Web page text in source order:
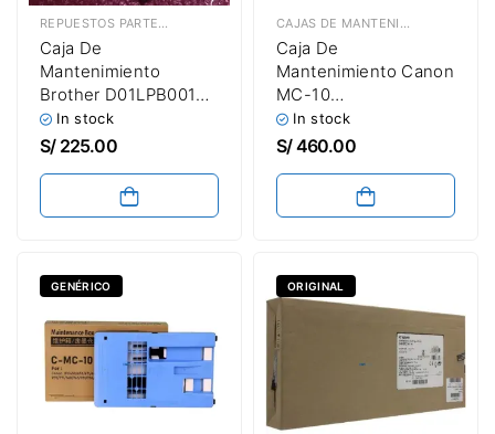
REPUESTOS PARTES & PIEZAS CAJAS DE MANTENIMIENTO
Caja De
Mantenimiento
Brother D01LPB001
MFC-T4500DW
Almohadilla
In stock
S/225.00
CAJAS DE MANTENIMIENTO
Caja De
Mantenimiento Canon
MC-10
imagePROGRAF
iPF670 / iPF760 /
Maintenance Box
In stock
S/460.00
GENÉRICO ORIGINAL